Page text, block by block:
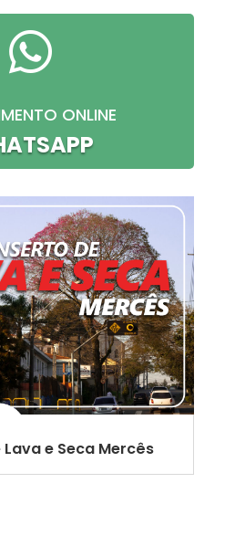

ONLINE
e Seca Mercês